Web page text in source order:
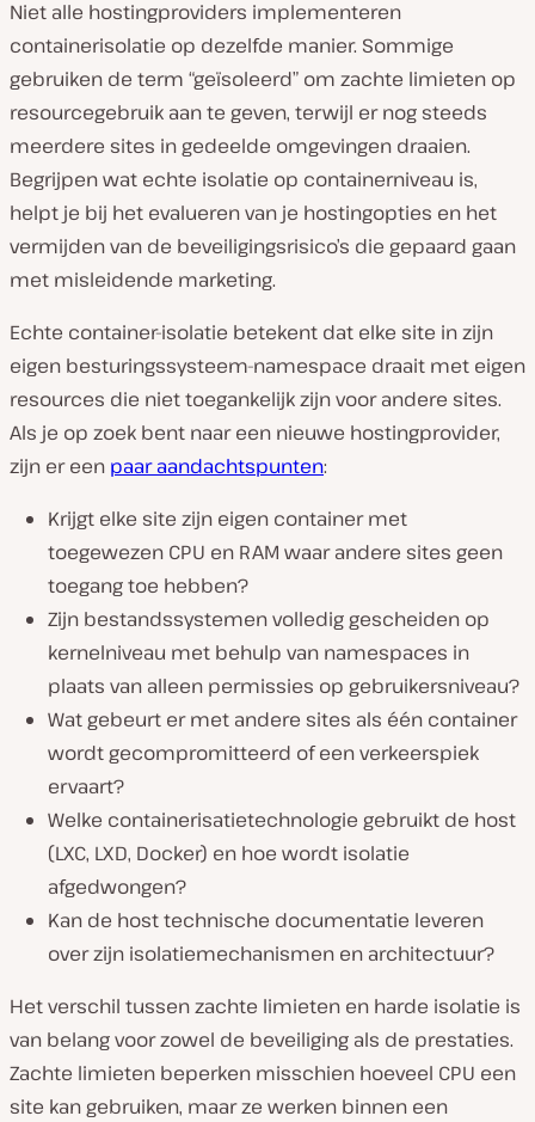
Niet alle hostingproviders implementeren
containerisolatie op dezelfde manier. Sommige
gebruiken de term “geïsoleerd” om zachte limieten op
resourcegebruik aan te geven, terwijl er nog steeds
meerdere sites in gedeelde omgevingen draaien.
Begrijpen wat echte isolatie op containerniveau is,
helpt je bij het evalueren van je hostingopties en het
vermijden van de beveiligingsrisico’s die gepaard gaan
met misleidende marketing.
Echte container-isolatie betekent dat elke site in zijn
eigen besturingssysteem-namespace draait met eigen
resources die niet toegankelijk zijn voor andere sites.
Als je op zoek bent naar een nieuwe hostingprovider,
zijn er een paar aandachtspunten:
Krijgt elke site zijn eigen container met
toegewezen CPU en RAM waar andere sites geen
toegang toe hebben?
Zijn bestandssystemen volledig gescheiden op
kernelniveau met behulp van namespaces in
plaats van alleen permissies op gebruikersniveau?
Wat gebeurt er met andere sites als één container
wordt gecompromitteerd of een verkeerspiek
ervaart?
Welke containerisatietechnologie gebruikt de host
(LXC, LXD, Docker) en hoe wordt isolatie
afgedwongen?
Kan de host technische documentatie leveren
over zijn isolatiemechanismen en architectuur?
Het verschil tussen zachte limieten en harde isolatie is
van belang voor zowel de beveiliging als de prestaties.
Zachte limieten beperken misschien hoeveel CPU een
site kan gebruiken, maar ze werken binnen een